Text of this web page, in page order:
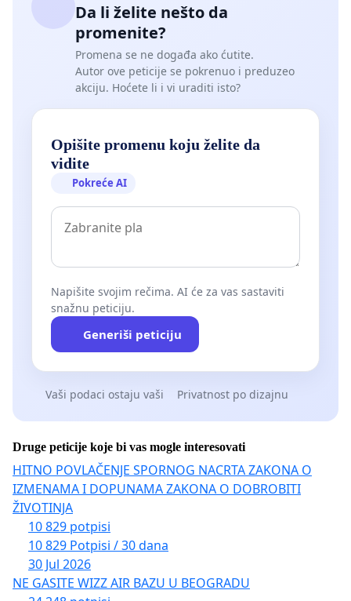
Da li želite nešto da
promenite?
Promena se ne događa ako ćutite.
Autor ove peticije se pokrenuo i preduzeo
akciju. Hoćete li i vi uraditi isto?
Opišite promenu koju želite da
vidite
Pokreće AI
Napišite svojim rečima. AI će za vas sastaviti
snažnu peticiju.
Generiši peticiju
Vaši podaci ostaju vaši Privatnost po dizajnu
Druge peticije koje bi vas mogle interesovati
HITNO POVLAČENJE SPORNOG NACRTA ZAKONA O
IZMENAMA I DOPUNAMA ZAKONA O DOBROBITI
ŽIVOTINJA
10 829 potpisi
10 829 Potpisi / 30 dana
30 Jul 2026
NE GASITE WIZZ AIR BAZU U BEOGRADU